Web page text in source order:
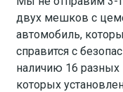
двух мешков с
автомобиль,
справится с
наличию 16 разных
которых